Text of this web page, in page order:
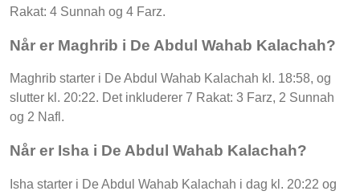
Rakat: 4 Sunnah og 4 Farz.
Når er Maghrib i De Abdul Wahab Kalachah?
Maghrib starter i De Abdul Wahab Kalachah kl. 18:58, og
slutter kl. 20:22. Det inkluderer 7 Rakat: 3 Farz, 2 Sunnah
og 2 Nafl.
Når er Isha i De Abdul Wahab Kalachah?
Isha starter i De Abdul Wahab Kalachah i dag kl. 20:22 og